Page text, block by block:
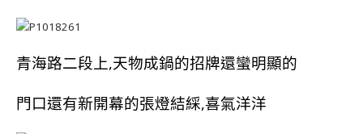
青海路二段上,天物成鍋的招牌還蠻明顯的
門口還有新開幕的張燈結綵,喜氣洋洋